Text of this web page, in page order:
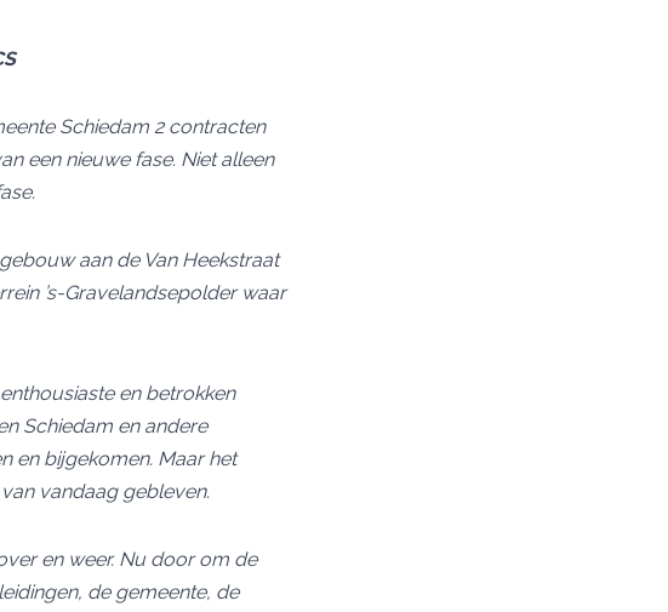
Schiedam 2 contracten
een nieuwe fase. Niet alleen
aan de Van Heekstraat
’s-Gravelandsepolder waar
en betrokken
Schiedam en andere
en bijgekomen. Maar het
vandaag gebleven.
en weer. Nu door om de
de gemeente, de